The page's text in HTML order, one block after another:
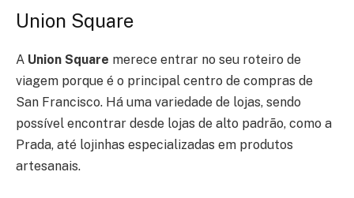
Union Square
A Union Square merece entrar no seu roteiro de
viagem porque é o principal centro de compras de
San Francisco. Há uma variedade de lojas, sendo
possível encontrar desde lojas de alto padrão, como a
Prada, até lojinhas especializadas em produtos
artesanais.